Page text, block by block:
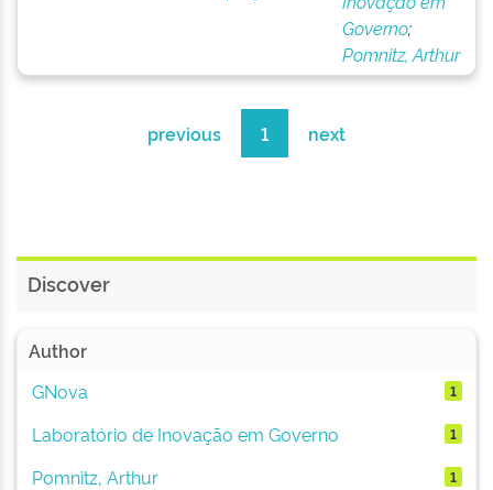
Governo;
Pomnitz, Arthur
previous 1 next
Discover
Author
GNova
1
Laboratório de Inovação em Governo 1
Pomnitz, Arthur 1